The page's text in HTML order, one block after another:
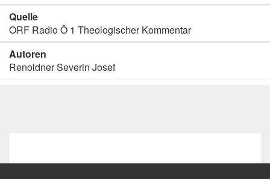
Quelle
ORF Radio Ö 1 Theologischer Kommentar
Autoren
Renoldner Severin Josef